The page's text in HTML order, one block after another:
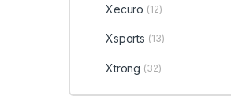
Xecuro (12)
Xsports (13)
Xtrong (32)